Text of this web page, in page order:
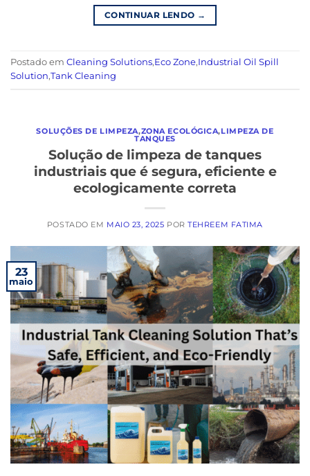
CONTINUAR LENDO →
Postado em Cleaning Solutions,Eco Zone,Industrial Oil Spill
Solution,Tank Cleaning
SOLUÇÕES DE LIMPEZA,ZONA ECOLÓGICA,LIMPEZA DE
TANQUES
Solução de limpeza de tanques
industriais que é segura, eficiente e
ecologicamente correta
POSTADO EM MAIO 23, 2025 PORTEHREEM FATIMA
23
maio